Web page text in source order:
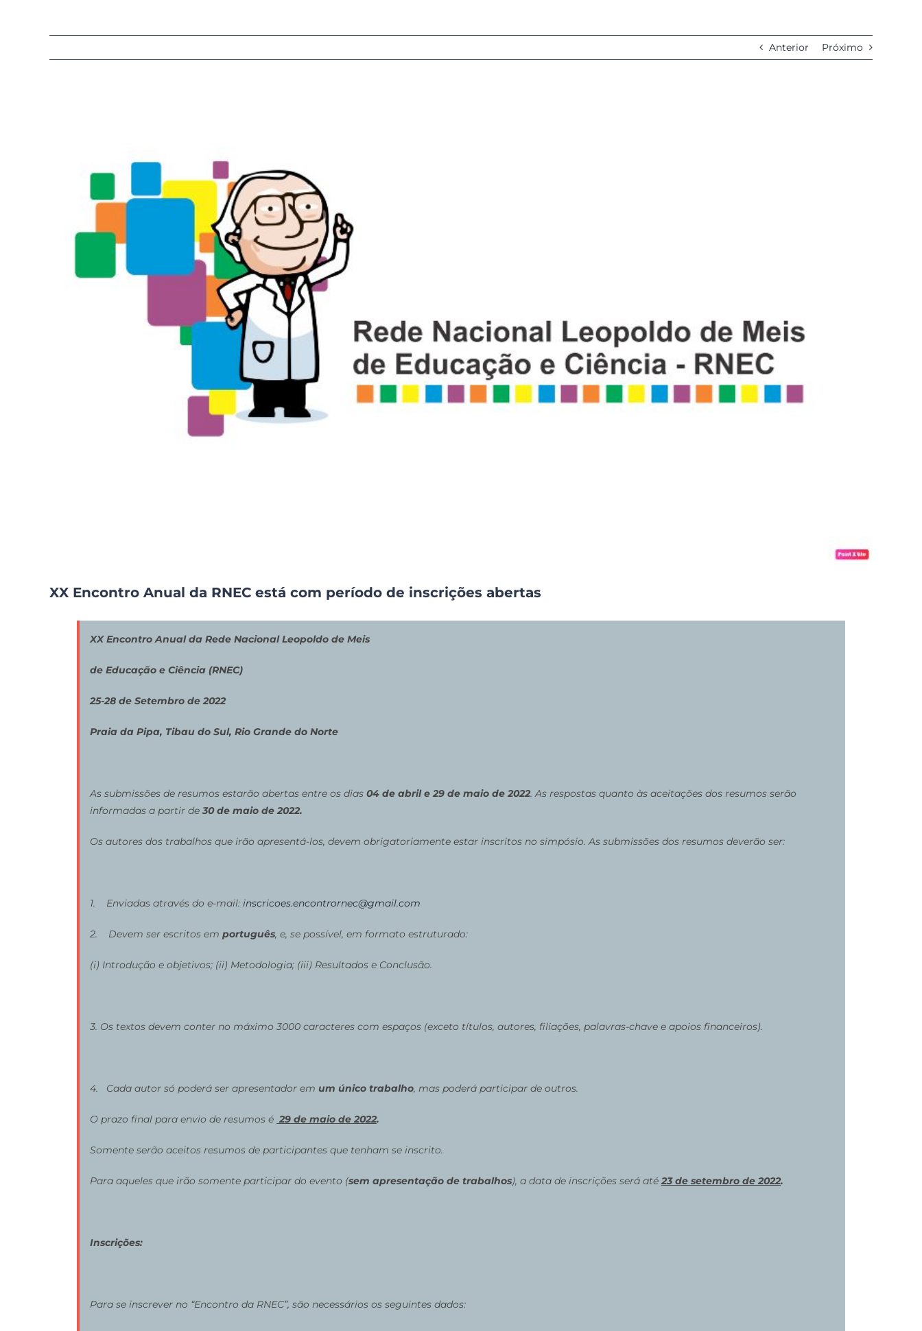
Anterior Próximo
XX Encontro Anual da RNEC está com período de inscrições abertas
XX Encontro Anual da Rede Nacional Leopoldo de Meis
de Educação e Ciência (RNEC)
25-28 de Setembro de 2022
Praia da Pipa, Tibau do Sul, Rio Grande do Norte
As submissões de resumos estarão abertas entre os dias 04 de abril e 29 de maio de 2022. As respostas quanto às aceitações dos resumos serão
informadas a partir de 30 de maio de 2022.
Os autores dos trabalhos que irão apresentá-los, devem obrigatoriamente estar inscritos no simpósio. As submissões dos resumos deverão ser:
1. Enviadas através do e-mail: inscricoes.encontrornec@gmail.com
2. Devem ser escritos em português, e, se possível, em formato estruturado:
(i) Introdução e objetivos; (ii) Metodologia; (iii) Resultados e Conclusão.
3. Os textos devem conter no máximo 3000 caracteres com espaços (exceto títulos, autores, filiações, palavras-chave e apoios financeiros).
4. Cada autor só poderá ser apresentador em um único trabalho, mas poderá participar de outros.
O prazo final para envio de resumos é 29 de maio de 2022.
Somente serão aceitos resumos de participantes que tenham se inscrito.
Para aqueles que irão somente participar do evento (sem apresentação de trabalhos), a data de inscrições será até23 de setembro de 2022.
Inscrições:
Para se inscrever no “Encontro da RNEC”, são necessários os seguintes dados: